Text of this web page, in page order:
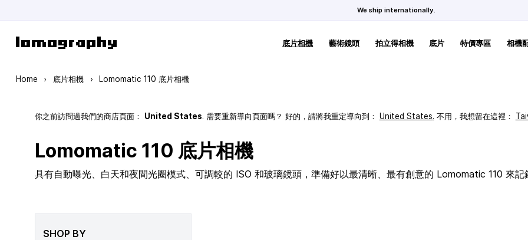
We ship internationally.
底片相機 藝術鏡頭 拍立得相機 底片 特價專區 相機
Home › 底片相機 › Lomomatic 110 底片相機
你之前訪問過我們的商店頁面： United States. 需要重新導向頁面嗎？ 好的，請將我重定導向到： United States. 不用，我想留在這裡：
Lomomatic 110 底片相機
具有自動曝光、白天和夜間光圈模式、可調較的 ISO 和玻璃鏡頭，準備好以最清晰、最有創意的 Lomomatic 110 來記
SHOP BY